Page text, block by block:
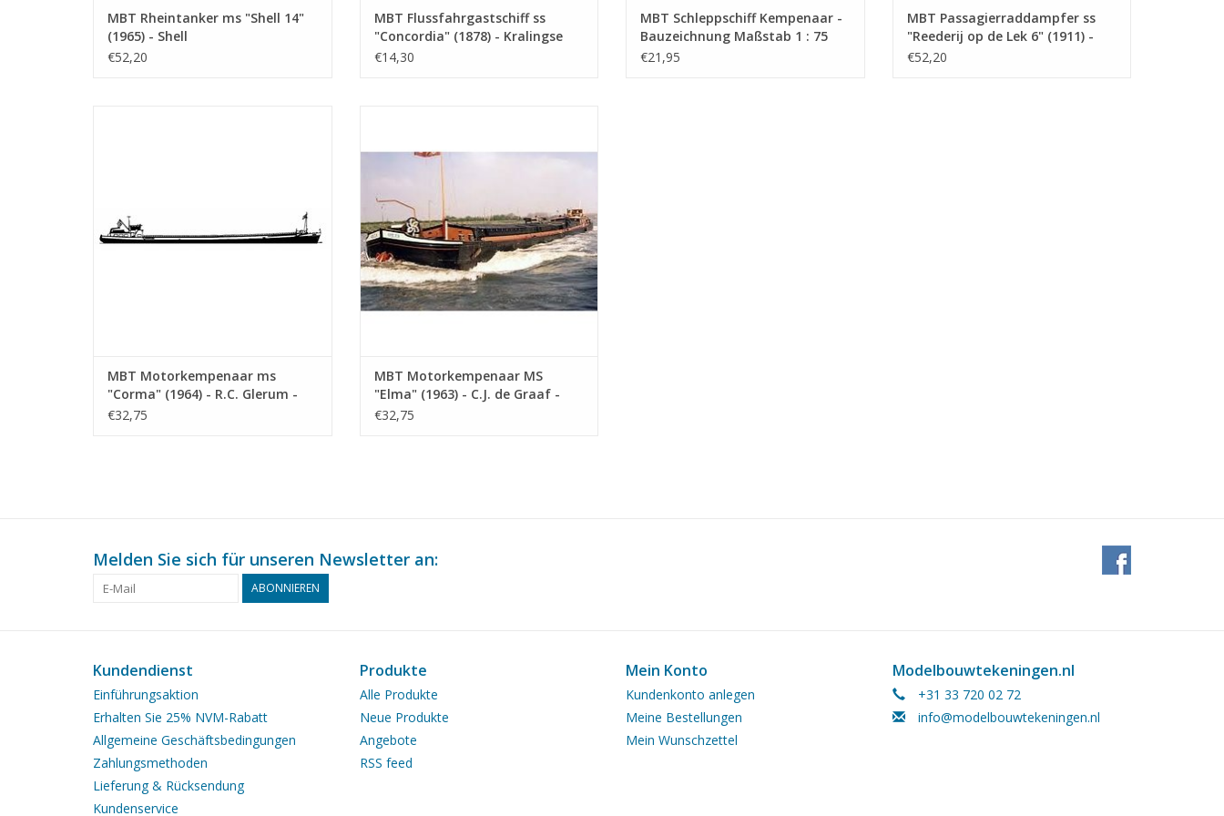
MBT Rheintanker ms "Shell 14"
(1965) - Shell
Verkaufsgesellschaft -
€52,20
MBT Flussfahrgastschiff ss
"Concordia" (1878) - Kralingse
Dampfschiffvereinigung -
€14,30
MBT Schleppschiff Kempenaar -
Bauzeichnung Maßstab 1 : 75
(10.15.012)
€21,95
MBT Passagierraddampfer ss
"Reederij op de Lek 6" (1911) -
Dampfschiff-Reederei auf dem
€52,20
MBT Motorkempenaar ms
"Corma" (1964) - R.C. Glerum -
Bauzeichnung Maßstab 1 : 75
€32,75
75 (10.15.016)
ZUM WARENKORB HINZUFÜGEN
MBT Motorkempenaar MS
"Elma" (1963) - C.J. de Graaf -
Bauzeichnung Maßstab 1 : 75
€32,75
Melden Sie sich für unseren Newsletter an:
ABONNIEREN
Kundendienst
Einführungsaktion
Erhalten Sie 25% NVM-Rabatt
Allgemeine Geschäftsbedingungen
Zahlungsmethoden
Lieferung & Rücksendung
Kundenservice
Produkte
Alle Produkte
Neue Produkte
Angebote
RSS feed
Mein Konto
Kundenkonto anlegen
Meine Bestellungen
Mein Wunschzettel
Modelbouwtekeningen.nl
+31 33 720 02 72
info@modelbouwtekeningen.nl